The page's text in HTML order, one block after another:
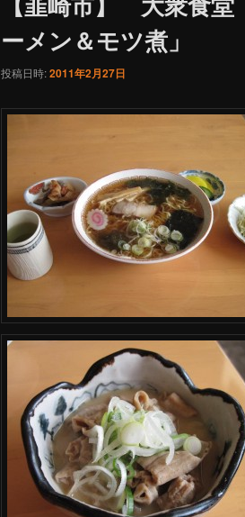
ーメン＆モツ煮」
投稿日時:2011年2月27日